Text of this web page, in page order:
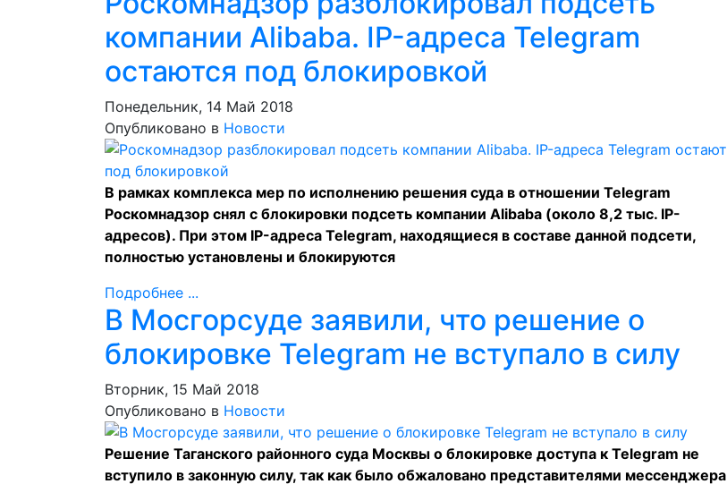
компании Alibaba. IP-адреса Telegram
остаются под блокировкой
Понедельник, 14 Май 2018
Опубликовано в Новости
В рамках комплекса мер по исполнению решения суда в отношении Telegram
Роскомнадзор снял с блокировки подсеть компании Alibaba (около 8,2 тыс. IP-
адресов). При этом IP-адреса Telegram, находящиеся в составе данной подсети,
полностью установлены и блокируются
Подробнее ...
В Мосгорсуде заявили, что решение о
блокировке Telegram не вступало в силу
Вторник, 15 Май 2018
Опубликовано в Новости
Решение Таганского районного суда Москвы о блокировке доступа к Telegram не
вступило в законную силу, так как было обжаловано представителями мессенджера